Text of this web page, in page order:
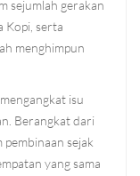
sejumlah gerakan
Kopi, serta
menghimpun
isu
Berangkat dari
pembinaan sejak
yang sama